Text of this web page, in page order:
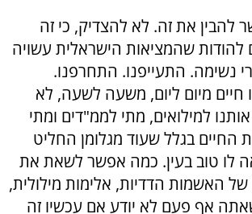
את זה. לא להצדיק, כי זה
להודות שהמציאות הישראלית עשויה
נשימה. התעייפנו. התחרפנו.
חיים מיום ליום, משעה לשעה, לא
אותנו למילואים, מתי לממ"דים ומתי
החיים בגלל שעוד מגלומן החליט
לו טוב בעין. כמה אפשר לשאת את
האשמות הדדיות, אלימות מילולית,
אף פעם לא יודע אם עכשיו זה